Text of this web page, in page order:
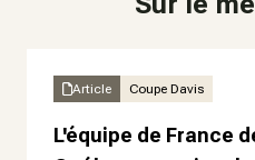
Article Coupe Davis
L'équipe de France